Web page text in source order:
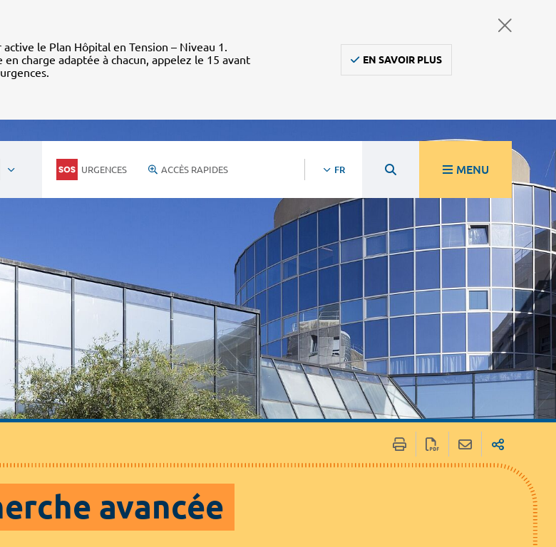
le Plan Hôpital en Tension – Niveau 1.
charge adaptée à chacun, appelez le 15 avant
EN SAVOIR PLUS
URGENCES ACCÈS RAPIDES FR MENU
avancée